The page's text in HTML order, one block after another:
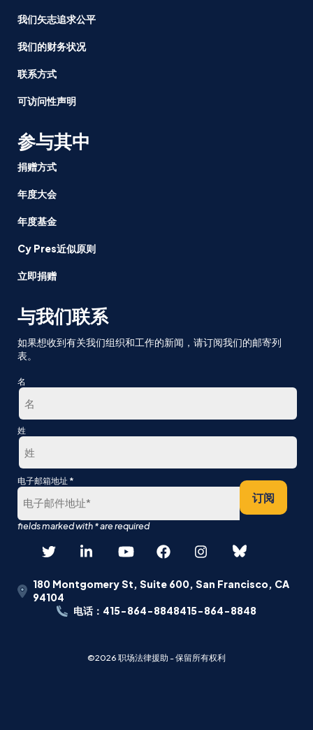
我们矢志追求公平
我们的财务状况
联系方式
可访问性声明
参与其中
捐赠方式
年度大会
年度基金
Cy Pres近似原则
立即捐赠
与我们联系
如果想收到有关我们组织和工作的新闻，请订阅我们的邮寄列
表。
名
第
姓
最
后
电子邮箱地址 *
订阅
180 Montgomery St, Suite 600, San Francisco, CA
94104
电话：415-864-8848415-864-8848
©2026 职场法律援助 - 保留所有权利